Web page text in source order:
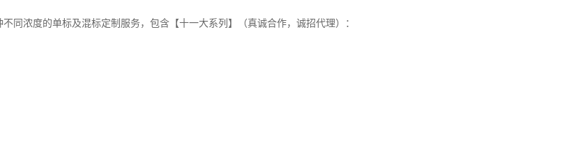
同浓度的单标及混标定制服务，包含【十一大系列】（真诚合作，诚招代理）：